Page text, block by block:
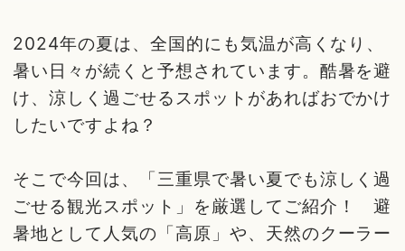
2024年の夏は、全国的にも気温が高くなり、
暑い日々が続くと予想されています。酷暑を避
け、涼しく過ごせるスポットがあればおでかけ
したいですよね？
そこで今回は、「三重県で暑い夏でも涼しく過
ごせる観光スポット」を厳選してご紹介！ 避
暑地として人気の「高原」や、天然のクーラー